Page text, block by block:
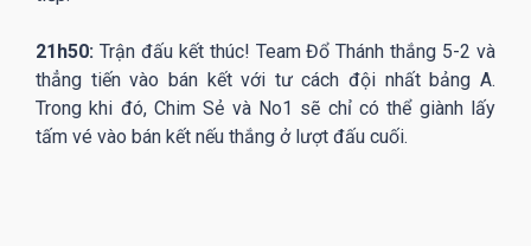
21h50: Trận đấu kết thúc! Team Đổ Thánh thắng 5-2 và
thẳng tiến vào bán kết với tư cách đội nhất bảng A.
Trong khi đó, Chim Sẻ và No1 sẽ chỉ có thể giành lấy
tấm vé vào bán kết nếu thắng ở lượt đấu cuối.